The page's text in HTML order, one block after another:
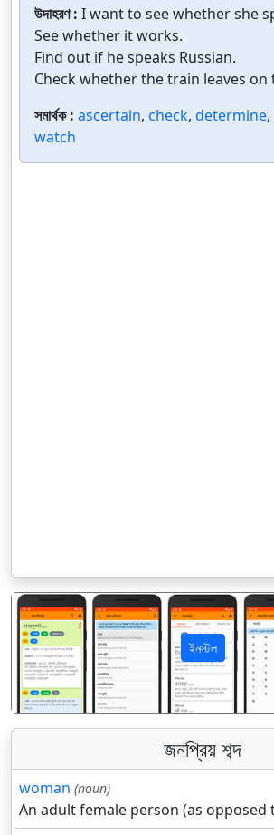
উদাহরণ : I want to see whether she
See whether it works.
Find out if he speaks Russian.
Check whether the train leaves on
সমার্থক : ascertain, check, determine,
watch
ইনস্টল
पिछला
জনপ্রিয় শব্দ
woman (noun)
An adult female person (as opposed